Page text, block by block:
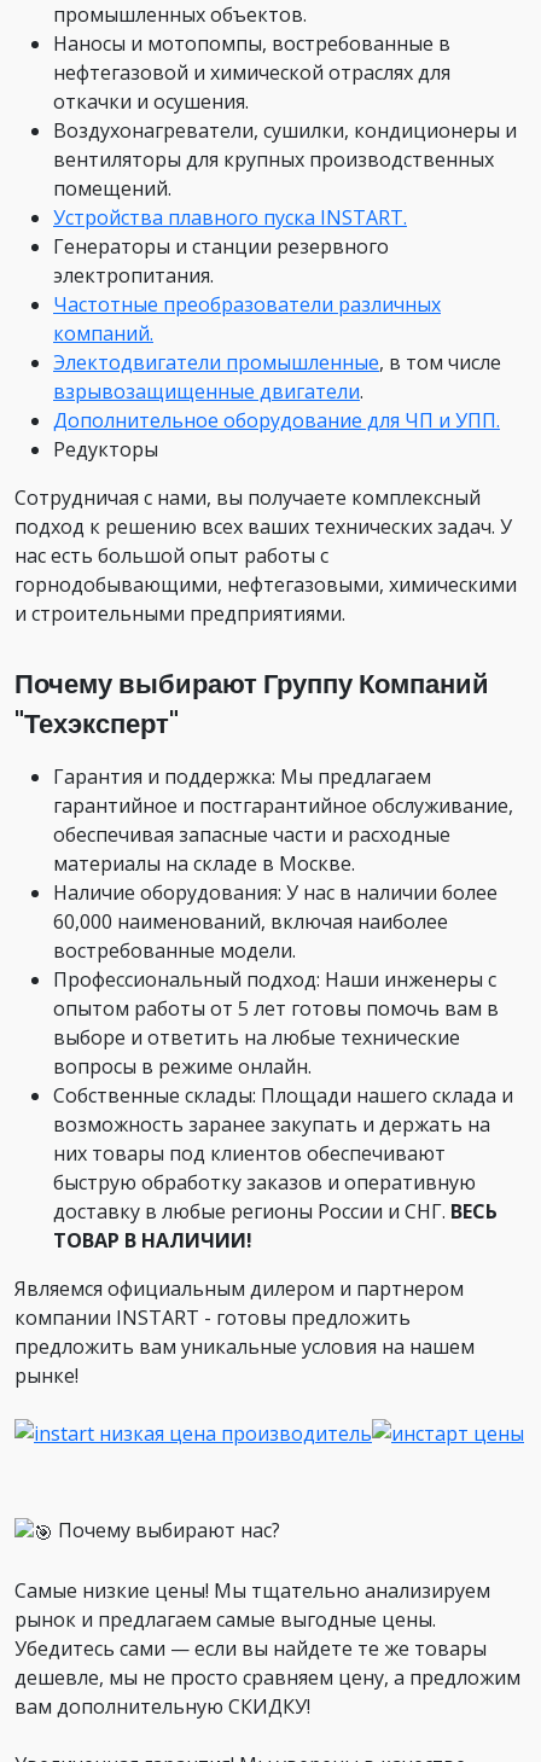
промышленных объектов.
Наносы и мотопомпы, востребованные в
нефтегазовой и химической отраслях для
откачки и осушения.
Воздухонагреватели, сушилки, кондиционеры и
вентиляторы для крупных производственных
помещений.
Устройства плавного пуска INSTART.
Генераторы и станции резервного
электропитания.
Частотные преобразователи различных
компаний.
Электодвигатели промышленные, в том числе
взрывозащищенные двигатели.
Дополнительное оборудование для ЧП и УПП.
Редукторы
Сотрудничая с нами, вы получаете комплексный
подход к решению всех ваших технических задач. У
нас есть большой опыт работы с
горнодобывающими, нефтегазовыми, химическими
и строительными предприятиями.
Почему выбирают Группу Компаний
"Техэксперт"
Гарантия и поддержка: Мы предлагаем
гарантийное и постгарантийное обслуживание,
обеспечивая запасные части и расходные
материалы на складе в Москве.
Наличие оборудования: У нас в наличии более
60,000 наименований, включая наиболее
востребованные модели.
Профессиональный подход: Наши инженеры с
опытом работы от 5 лет готовы помочь вам в
выборе и ответить на любые технические
вопросы в режиме онлайн.
Собственные склады: Площади нашего склада и
возможность заранее закупать и держать на
них товары под клиентов обеспечивают
быструю обработку заказов и оперативную
доставку в любые регионы России и СНГ. ВЕСЬ
ТОВАР В НАЛИЧИИ!
Являемся официальным дилером и партнером
компании INSTART - готовы предложить
предложить вам уникальные условия на нашем
рынке!
Почему выбирают нас?
Самые низкие цены! Мы тщательно анализируем
рынок и предлагаем самые выгодные цены.
Убедитесь сами — если вы найдете те же товары
дешевле, мы не просто сравняем цену, а предложим
вам дополнительную СКИДКУ!